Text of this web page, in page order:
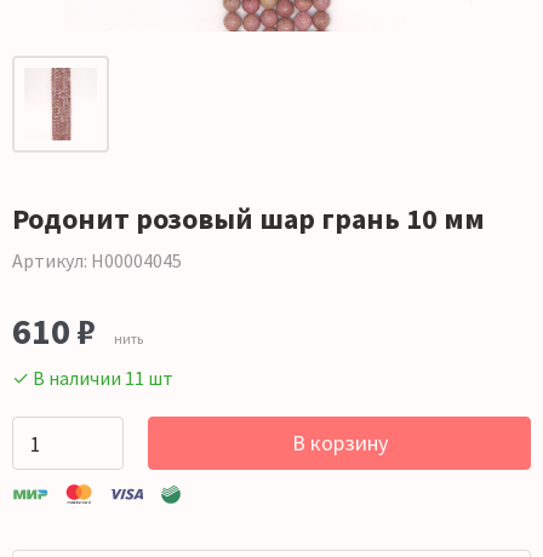
Родонит розовый шар грань 10 мм
Артикул: Н00004045
610 ₽ нить
✓ В наличии 11 шт
В корзину